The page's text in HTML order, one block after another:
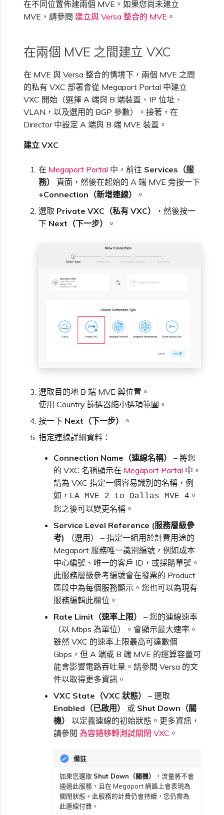
VXC
變更 IX 設定
遷移 VXC 和 IX
關閉 VXC 和 IX
監控服務狀態
單一登入（SSO）功能與使
疑難排解後續步驟
提供偵錯資訊以加快支援回應
在不同位置佈建兩個 MVE。如果您尚未建立
MVE，請參閱 建立與 Versa 整合的 MVE 。
在兩個 MVE 之間建立 VXC
在 MVE 與 Versa 整合的情境下，兩個 MVE 之間
的私有 VXC 部署會從 Megaport Portal 中建立
VXC 開始（選擇 A 端與 B 端裝置、IP 位址、
VLAN，以及選用的 BGP 參數）。接著，在
Director 中設定 A 端與 B 端 MVE 裝置。
建立 VXC
在 Megaport Portal 中，前往 Services（服
務）
頁面，然後在起始的 A 端 MVE 旁按一下
+Connection（新增連線）
。
選取 Private VXC（私有 VXC）
，然後按一
下 Next（下一步） 。
選取目的地 B 端 MVE 與位置。
使用 Country 篩選器縮小選項範圍。
按一下 Next（下一步）
。
指定連線詳細資料：
Connection Name（連線名稱）
– 將您
的 VXC 名稱顯示在 Megaport Portal 中。
請為 VXC 指定一個容易識別的名稱，例
如， LA MVE 2 to Dallas MVE 4 。
您之後可以變更名稱。
Service Level Reference (服務層級參
考) （選用） – 指定一組用於計費用途的
Megaport 服務唯一識別編號，例如成本
中心編號、唯一的客戶 ID，或採購單號。
此服務層級參考編號會在發票的 Product
區段中為每個服務顯示。您也可以為現有
服務編輯此欄位。
Rate Limit（速率上限）
– 您的連線速率
（以 Mbps 為單位）。會顯示最大速率。
雖然 VXC 的速率上限最高可達數個
Gbps，但 A 端或 B 端 MVE 的運算容量可
能會影響電路吞吐量。請參閱 Versa 的文
件以取得更多資訊。
VXC State（VXC 狀態）
– 選取
Enabled（已啟用）
或 Shut Down（關
機）
以定義連線的初始狀態。更多資訊，
請參閱 為容錯移轉測試關閉 VXC 。
備註
如果您選取 Shut Down（關機）
，流量將不會
通過此服務，且在 Megaport 網路上會表現為
關閉狀態。此服務的計費仍會持續，您仍需為
此連線付費。